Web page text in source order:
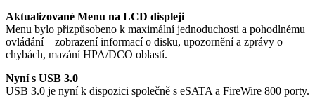
Aktualizované Menu na LCD displeji
Menu bylo přizpůsobeno k maximální jednoduchosti a pohodlnému
ovládání – zobrazení informací o disku, upozornění a zprávy o
chybách, mazání HPA/DCO oblastí.
Nyní s USB 3.0
USB 3.0 je nyní k dispozici společně s eSATA a FireWire 800 porty.